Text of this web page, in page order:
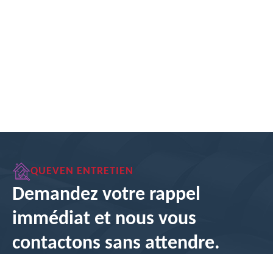
QUEVEN ENTRETIEN
Demandez votre rappel
immédiat et nous vous
contactons sans attendre.